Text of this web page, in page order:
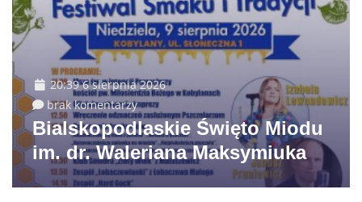
20:39 6 sierpnia 2026
brak komentarzy
Bialskopodlaskie Święto Miodu
im. dr. Waleriana Maksymiuka